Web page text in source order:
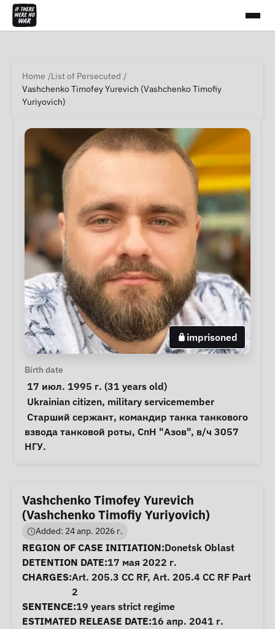
Home
List of Persecuted
Vashchenko Timofey Yurevich (Vashchenko Timofiy
Yuriyovich)
imprisoned
Personal Information
Birth date
17 июл. 1995 г. (31 years old)
Special circumstances
Ukrainian citizen, military servicemember
Notes
взвода танковой роты, СпН "Азов", в/ч 3057
НГУ.
Vashchenko Timofey Yurevich
(Vashchenko Timofiy Yuriyovich)
Added: 24 апр. 2026 г.
Case Information
REGION OF CASE INITIATION:Donetsk Oblast
DETENTION DATE:17 мая 2022 г.
CHARGES:Art. 205.3 CC RF, Art. 205.4 CC RF Part
2
SENTENCE:19 years strict regime
ESTIMATED RELEASE DATE:16 апр. 2041 г.